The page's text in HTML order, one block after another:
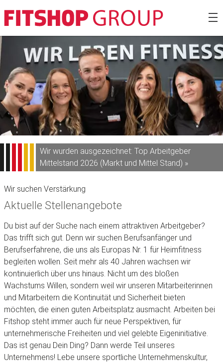
Zum
Inhalt
springen
Fitshop
Wir wurden ausgezeichnet: Top Arbeitgeber
Mittelstand 2026 (Markt und Mittel Stand) »
Wir suchen Verstärkung
Aktuelle Stellenangebote
Du bist auf der Suche nach einem attraktiven Arbeitgeber?
Das trifft sich gut. Denn wir suchen Berufsanfänger und
Berufserfahrene, die uns als Europas Nr. 1 für Heimfitness
begleiten wollen. Seit mehr als 40 Jahren wachsen wir
kontinuierlich über uns hinaus. Nicht um des bloßen
Wachstums Willen, sondern weil wir unseren Mitarbeiterinnen
und Mitarbeitern die Kontinuität und Sicherheit bieten
möchten, die einen guten Arbeitsplatz ausmacht. Arbeiten bei
Fitshop steht immer auch für neue Perspektiven, für
unternehmerische Freiheiten und viel gelebte Eigeninitiative.
Das ist genau Dein Ding? Dann werde Teil unseres
Unternehmens! Lebe unsere sportliche Unternehmenskultur,